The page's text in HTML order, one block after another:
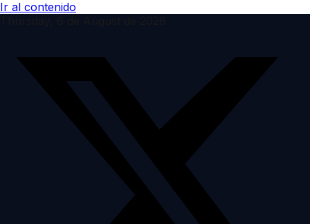
Ir al contenido